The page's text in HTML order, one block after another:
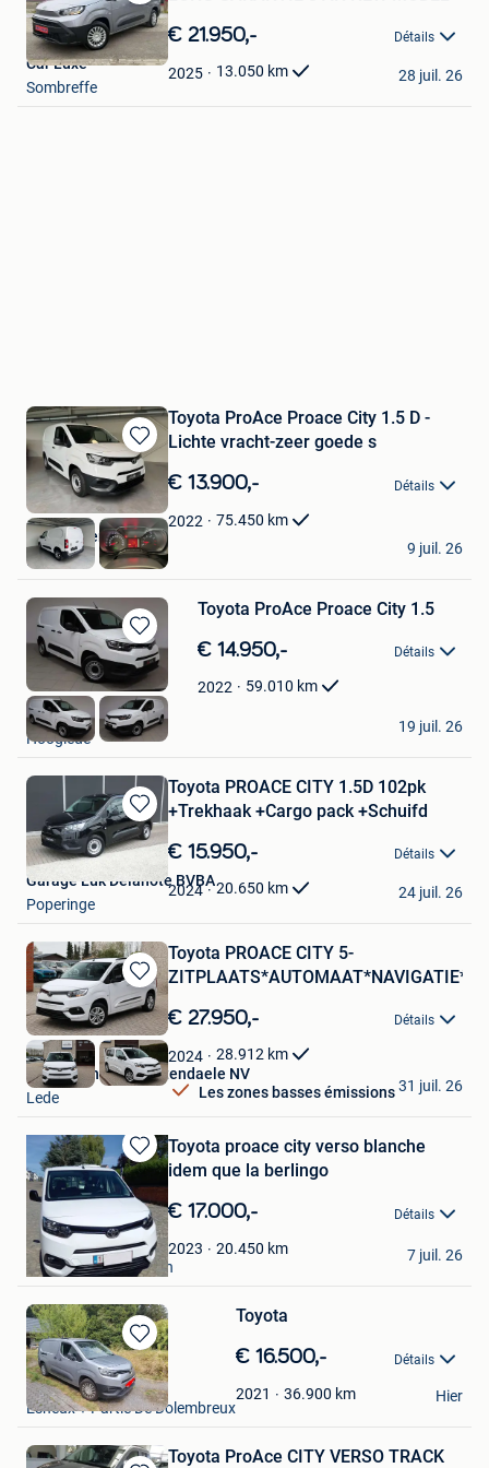
Sauvegarder
dans
Mes
Favoris
€ 21.950,- Détails
2025 13.050 km
Car Luxe
Sombreffe
28 juil. 26
Sauvegarder
dans
Mes
Favoris
Toyota ProAce Proace City 1.5 D -
Lichte vracht-zeer goede s
€ 13.900,- Détails
2022 75.450 km
AutocenterLDS
Lebbeke
9 juil. 26
Sauvegarder
dans
Mes
Favoris
Toyota ProAce Proace City 1.5
€ 14.950,- Détails
2022 59.010 km
DP Auto
Hooglede
19 juil. 26
Sauvegarder
dans
Favoris
Toyota PROACE CITY 1.5D 102pk
+Trekhaak +Cargo pack +Schuifd
€ 15.950,- Détails
2024 20.650 km
Garage Luk Delanote BVBA
Poperinge
24 juil. 26
Sauvegarder
dans
Mes
Favoris
Toyota PROACE CITY 5-
€ 27.950,- Détails
2024 28.912 km
Les zones basses émissions
Garage Thomas Uyttendaele NV
Lede
31 juil. 26
Sauvegarder
dans
Mes
Favoris
Toyota proace city verso blanche
idem que la berlingo
€ 17.000,- Détails
2023 20.450 km
Alain
Ecaussines-D'Enghien
7 juil. 26
Sauvegarder
dans
Mes
Favoris
Toyota
€ 16.500,- Détails
2021 36.900 km
Geofroy
Esneux + Partie De Dolembreux
Hier
Toyota ProAce CITY VERSO TRACK